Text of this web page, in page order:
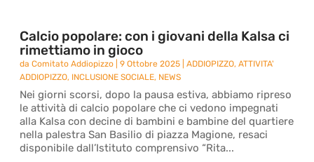
Calcio popolare: con i giovani della Kalsa ci
rimettiamo in gioco
daComitato Addiopizzo |9 Ottobre 2025 |ADDIOPIZZO,ATTIVITA'
ADDIOPIZZO, INCLUSIONE SOCIALE, NEWS
Nei giorni scorsi, dopo la pausa estiva, abbiamo ripreso
le attività di calcio popolare che ci vedono impegnati
alla Kalsa con decine di bambini e bambine del quartiere
nella palestra San Basilio di piazza Magione, resaci
disponibile dall’Istituto comprensivo “Rita...